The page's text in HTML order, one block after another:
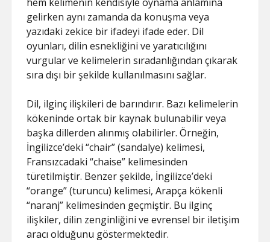
gelirken aynı zamanda da konuşma veya
yazıdaki zekice bir ifadeyi ifade eder. Dil
oyunları, dilin esnekliğini ve yaratıcılığını
vurgular ve kelimelerin sıradanlığından çıkarak
sıra dışı bir şekilde kullanılmasını sağlar.
Dil, ilginç ilişkileri de barındırır. Bazı kelimelerin
kökeninde ortak bir kaynak bulunabilir veya
başka dillerden alınmış olabilirler. Örneğin,
İngilizce’deki “chair” (sandalye) kelimesi,
Fransızcadaki “chaise” kelimesinden
türetilmiştir. Benzer şekilde, İngilizce’deki
“orange” (turuncu) kelimesi, Arapça kökenli
“naranj” kelimesinden geçmiştir. Bu ilginç
ilişkiler, dilin zenginliğini ve evrensel bir iletişim
aracı olduğunu göstermektedir.